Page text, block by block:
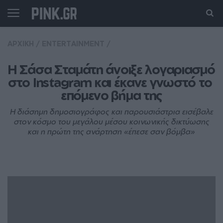
Η Σάσα Σταμάτη άνοιξε λογαριασμό
στο Instagram και έκανε γνωστό το
επόμενο βήμα της
Η διάσημη δημοσιογράφος και παρουσιάστρια εισέβαλε
στον κόσμο του μεγάλου μέσου κοινωνικής δικτύωσης
και η πρώτη της ανάρτηση «έπεσε σαν βόμβα»